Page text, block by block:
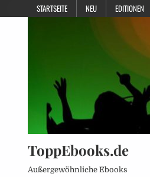
STARTSEITE NEU EDITIONEN
ToppEbooks.de
Außergewöhnliche Ebooks